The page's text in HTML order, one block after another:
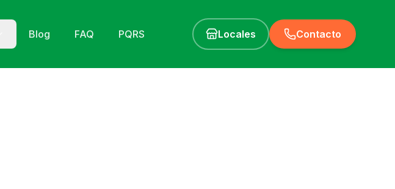
Blog FAQ PQRS Locales Contacto